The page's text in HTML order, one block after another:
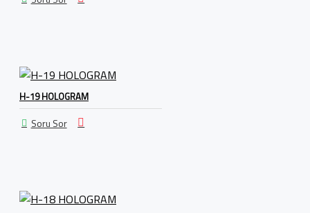
H-19 HOLOGRAM
Soru Sor